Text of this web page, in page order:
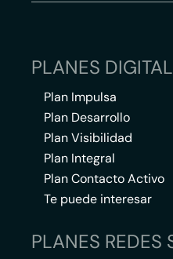
PLANES
Plan Impulsa
Plan Desarrollo
Plan Visibilidad
Plan Integral
Plan Contacto Activo
Te puede interesar
PLANES REDES